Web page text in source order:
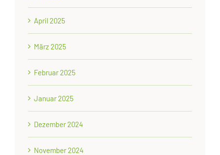
April 2025
März 2025
Februar 2025
Januar 2025
Dezember 2024
November 2024